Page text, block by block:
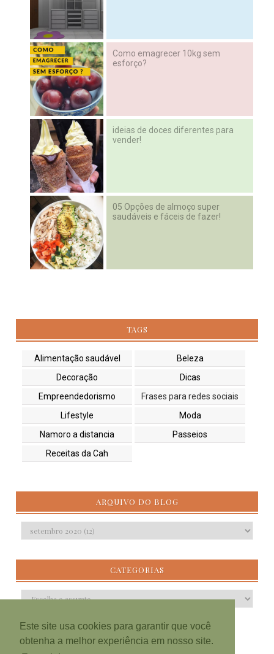
Este site usa cookies para garantir que você
obtenha a melhor experiência em nosso site.
Como emagrecer 10kg sem
esforço?
ideias de doces diferentes para
vender!
05 Opções de almoço super
saudáveis e fáceis de fazer!
TAGS
Alimentação saudável
Beleza
Decoração
Dicas
Empreendedorismo
Frases para redes sociais
Lifestyle
Moda
Namoro a distancia
Passeios
Receitas da Cah
ARQUIVO DO BLOG
CATEGORIAS